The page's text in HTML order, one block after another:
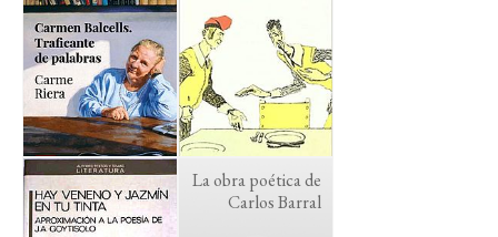
La obra poética de
Carlos Barral